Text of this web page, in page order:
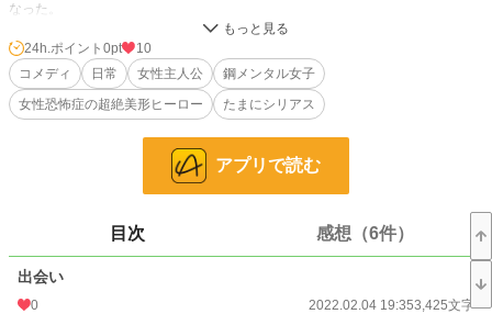
なった。
大学の卒業を間近に控え、就職のため田舎から東京に越し、念願の都会での一
人暮らしを始めた小春だが、昨今の不況で就職予定の会社があっさり倒産してし
まう。大学時代のバイトの貯金で数カ月は食いつなげるものの、早急に別の就職
先を探さなければ詰む。だが、不況は根深いのか別の理由なのか、新卒でも簡単
には見つからない。
なオネエ言葉を話すオーナーがいる店の隅に、地縛霊がたむろしているのが見え
た。目の保養と、疲れた体に美味しいコーヒーが飲めてリラックスさせて貰った
お礼に、ちょっとした親切心で「悪意はないので大丈夫だと思うが、店の中に霊
か捕獲され、バイトとして働いて欲しいと懇願される。正社員の仕事が決まるま
で、と念押しして働くことになるのだが……。
ジバティーと呼んでくれと言う思ったより明るい地縛霊たちと、彼らが度々店
に連れ込む他の霊が巻き起こす騒動に、虎雄と小春もいつしか巻き込まれる羽目
になる。ほんのりラブコメ、たまにシリアス。
24h.ポイント 0pt
10
コメディ
日常 女性主人公
鋼メンタル女子
女性恐怖症の超絶美形ヒーロー
たまにシリアス
アプリで読む
目次 感想（6件）
出会い
0 2022.02.04 19:353,425文字